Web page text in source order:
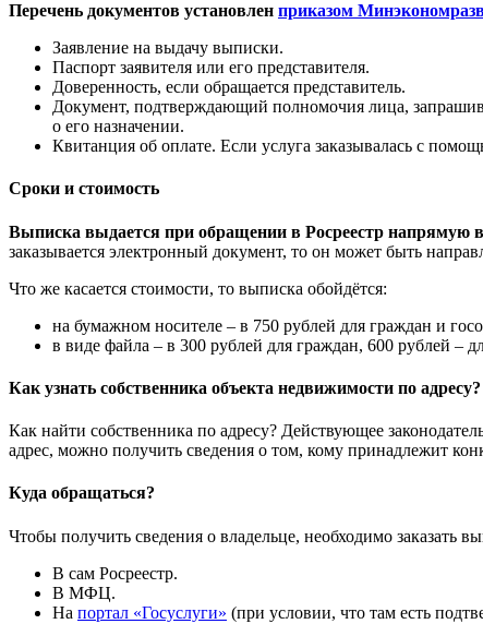
Перечень документов установлен приказом
Заявление на выдачу выписки.
Паспорт заявителя или его представителя.
Доверенность, если обращается представитель.
Документ, подтверждающий полномочия лица,
о его назначении.
Квитанция об оплате. Если услуга заказывалась с
Сроки и стоимость
Выписка выдается при обращении в Росреестр напрямую в
заказывается электронный документ, то он может быть
Что же касается стоимости, то выписка обойдётся:
на бумажном носителе – в 750 рублей для граждан и
в виде файла – в 300 рублей для граждан, 600 рублей –
Как узнать собственника объекта недвижимости по адресу?
Как найти собственника по адресу? Действующее
адрес, можно получить сведения о том, кому принадлежит
Куда обращаться?
Чтобы получить сведения о владельце, необходимо
В сам Росреестр.
В МФЦ.
На портал «Госуслуги» (при условии, что там есть